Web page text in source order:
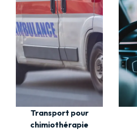
Transport pour
chimiothérapie